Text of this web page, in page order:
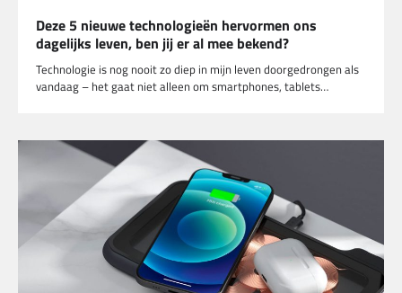
Deze 5 nieuwe technologieën hervormen ons
dagelijks leven, ben jij er al mee bekend?
Technologie is nog nooit zo diep in mijn leven doorgedrongen als
vandaag – het gaat niet alleen om smartphones, tablets…